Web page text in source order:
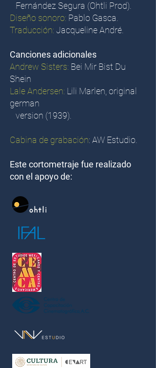
Fernández Segura (Ohtli Prod).
Diseño sonoro: Pablo Gasca.
Traducción: Jacqueline André.
Canciones adicionales
Andrew Sisters: Bei Mir Bist Du
Shein
Lale Andersen: Lili Marlen, original
german
version (1939).
Cabina de grabación: AW Estudio.
Este cortometraje fue realizado
con el apoyo de: